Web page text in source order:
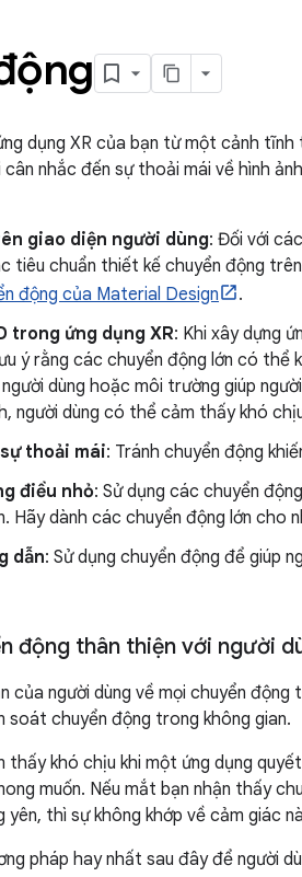
dụng XR của bạn từ một cảnh
nhắc đến sự thoải mái về hình
giao diện người dùng: Đối với
tiêu chuẩn thiết kế chuyển động
động của Material Design
.
trong ứng dụng XR: Khi xây dựng
ý rằng các chuyển động lớn có thể
dùng hoặc môi trường giúp
người dùng có thể cảm thấy khó
thoải mái: Tránh chuyển động
điều nhỏ: Sử dụng các chuyển
Hãy dành các chuyển động lớn cho
dẫn: Sử dụng chuyển động để giúp
động thân thiện với người
của người dùng về mọi chuyển
soát chuyển động trong không gian.
thấy khó chịu khi một ứng dụng
muốn. Nếu mắt bạn nhận thấy
yên, thì sự không khớp về cảm giác
pháp hay nhất sau đây để người